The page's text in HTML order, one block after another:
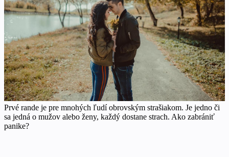
Prvé rande je pre mnohých ľudí obrovským strašiakom. Je jedno či
sa jedná o mužov alebo ženy, každý dostane strach. Ako zabrániť
panike?